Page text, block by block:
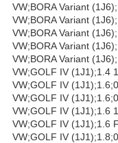
VW;BORA Variant
VW;BORA Variant
VW;BORA Variant
VW;BORA Variant
VW;BORA Variant
VW;GOLF IV (1J1);1.4
VW;GOLF IV
VW;GOLF IV
VW;GOLF IV (1J1);1.6
VW;GOLF IV (1J1);1.6
VW;GOLF IV